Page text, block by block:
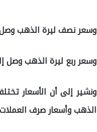
وسعر نصف ليرة الذهب وصل إلى
وسعر ربع ليرة الذهب وصل إلى 729 ليرة
ونشير إلى أن الأسعار
الذهب وأسعار صرف